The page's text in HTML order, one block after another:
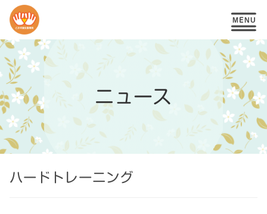
コ
ン
テ
ン
ツ
へ
ニュース
ハードトレーニング